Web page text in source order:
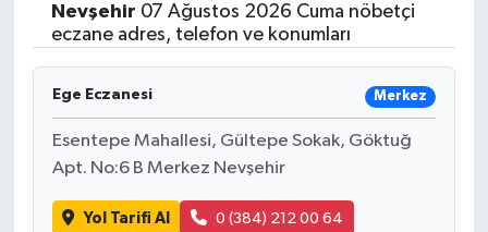
Nevşehir 07 Ağustos 2026 Cuma nöbetçi
eczane adres, telefon ve konumları
Ege Eczanesi Merkez
Esentepe Mahallesi, Gültepe Sokak, Göktuğ
Apt. No:6 B Merkez Nevşehir
Yol Tarifi Al 0 (384) 212 00 64